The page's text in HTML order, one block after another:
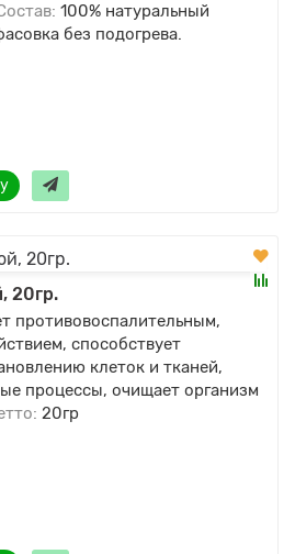
100% натуральный
без подогрева.
20гр.
противовоспалительным,
способствует
клеток и тканей,
процессы, очищает организм
20гр